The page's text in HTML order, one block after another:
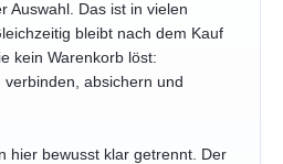
Auswahl. Das ist in vielen
bleibt nach dem Kauf
kein Warenkorb löst:
absichern und
hier bewusst klar getrennt. Der